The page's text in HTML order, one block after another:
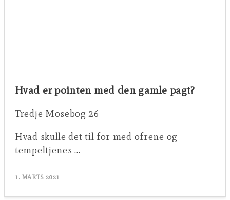
Hvad er pointen med den gamle pagt?
Tredje Mosebog 26
Hvad skulle det til for med ofrene og
tempeltjenes …
1. MARTS 2021